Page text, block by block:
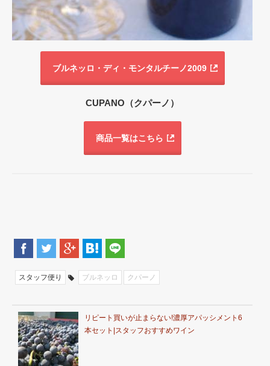
ブルネッロ・ディ・モンタルチーノ2009
CUPANO（クパーノ）
商品一覧はこちら
スタッフ便り ブルネッロ クパーノ
リピート買いが止まらない!濃厚アパッシメント6
本セット|スタッフおすすめワイン